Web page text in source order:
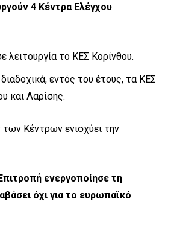
4 Κέντρα Ελέγχου
λειτουργία το ΚΕΣ Κορίνθου.
εντός του έτους, τα ΚΕΣ
και Λαρίσης.
Κέντρων ενισχύει την
ενεργοποίησε τη
όχι για το ευρωπαϊκό